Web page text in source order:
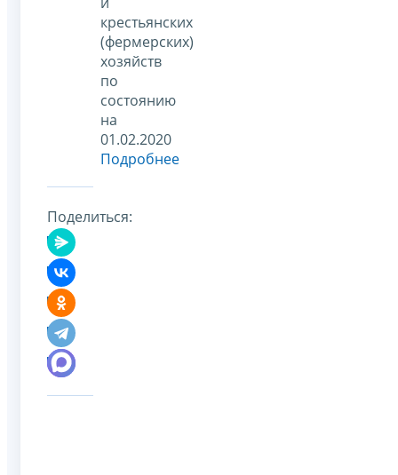
крестьянских
(фермерских)
хозяйств
по
состоянию
на
01.02.2020
Подробнее
Поделиться: